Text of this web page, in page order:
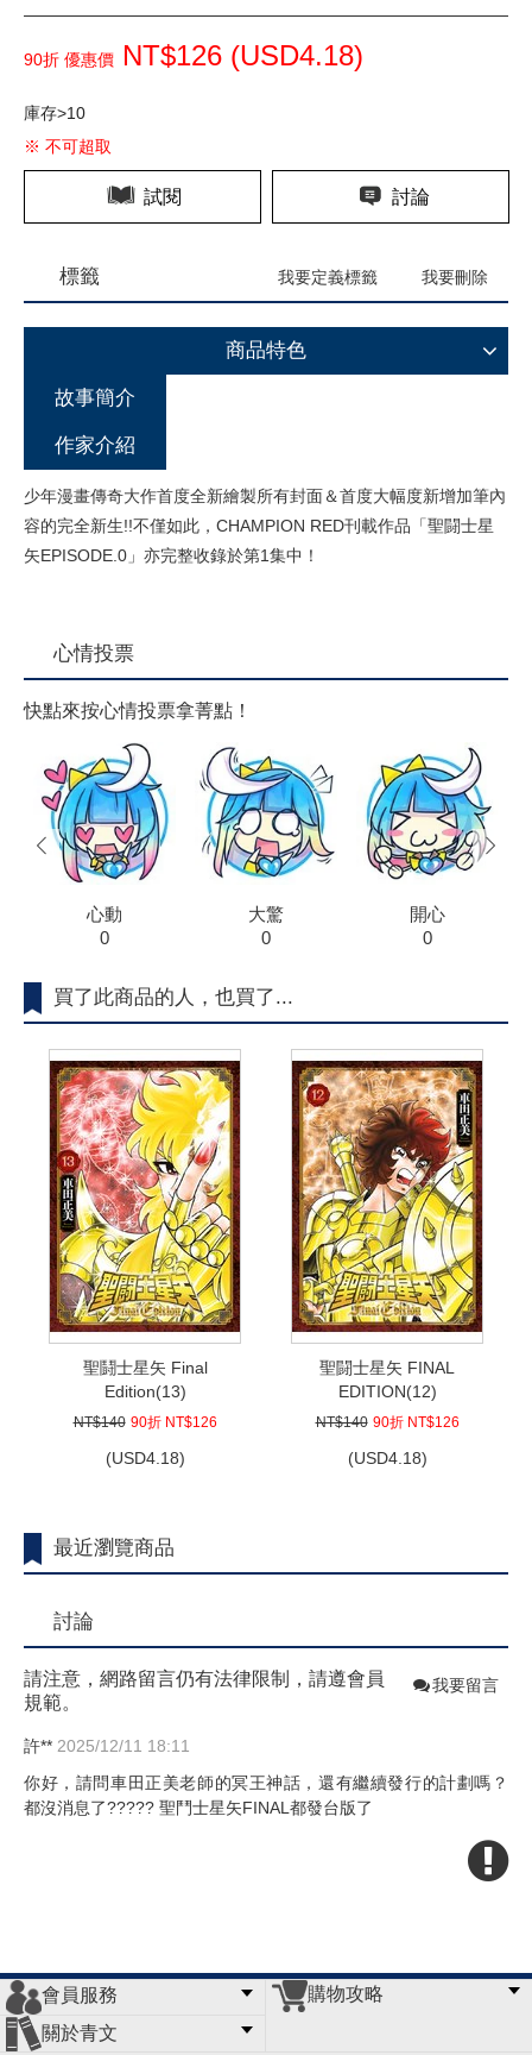
90折 優惠價 NT$126 (USD4.18)
庫存>10
※ 不可超取
試閱 討論
標籤 我要定義標籤 我要刪除
商品特色
故事簡介
作家介紹
少年漫畫傳奇大作首度全新繪製所有封面＆首度大幅度新增加筆內
容的完全新生!!不僅如此，CHAMPION RED刊載作品「聖闘士星
矢EPISODE.0」亦完整收錄於第1集中！
心情投票
快點來按心情投票拿菁點！
心動
0
大驚
0
開心
0
prev next
買了此商品的人，也買了...
聖鬪士星矢 Final
Edition(13)
NT$140 90折 NT$126
(USD4.18)
聖闘士星矢 FINAL
EDITION(12)
NT$140 90折 NT$126
(USD4.18)
最近瀏覽商品
討論
請注意，網路留言仍有法律限制，請遵會員
規範。
我要留言
許** 2025/12/11 18:11
你好，請問車田正美老師的冥王神話，還有繼續發行的計劃嗎？
都沒消息了????? 聖鬥士星矢FINAL都發台版了
會員服務
會員辦法
客服信箱
隱私條款
網站導覽
購物攻略
關於青文